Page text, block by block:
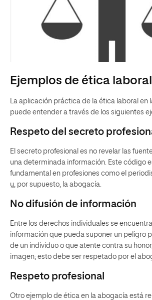
Ejemplos de ética laboral
La aplicación práctica de la ética laboral en
puede entender a través de los siguientes
Respeto del secreto
El secreto profesional es no revelar las
una determinada información. Este código
fundamental en profesiones como el
y, por supuesto, la abogacía.
No difusión de información
Entre los derechos individuales se
información que pueda suponer un peligro
de un individuo o que atente contra su
imagen; esto debe ser respetado por el
Respeto profesional
Otro ejemplo de ética en la abogacía está